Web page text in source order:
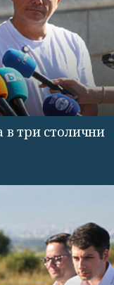
в три столични